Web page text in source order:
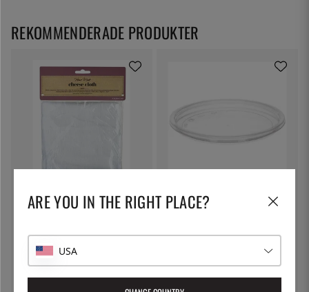
Ostduk, filterduk - Kitchen Craft
79:-
Lock till delibägare
5:-
REKOMMENDERADE PRODUKTER
ARE YOU IN THE RIGHT PLACE?
USA